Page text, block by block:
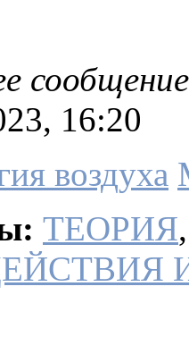
сообщение
16:20
воздуха
ТЕОРИЯ